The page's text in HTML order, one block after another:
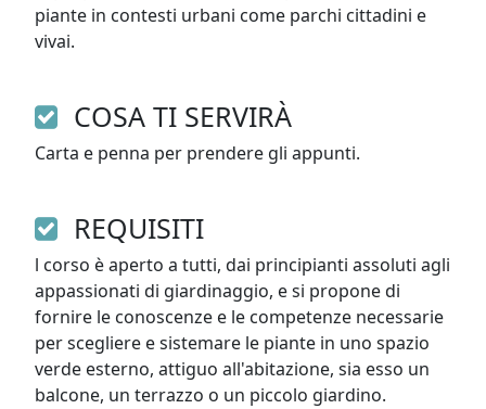
piante in contesti urbani come parchi cittadini e
vivai.
COSA TI SERVIRÀ
Carta e penna per prendere gli appunti.
REQUISITI
l corso è aperto a tutti, dai principianti assoluti agli
appassionati di giardinaggio, e si propone di
fornire le conoscenze e le competenze necessarie
per scegliere e sistemare le piante in uno spazio
verde esterno, attiguo all'abitazione, sia esso un
balcone, un terrazzo o un piccolo giardino.